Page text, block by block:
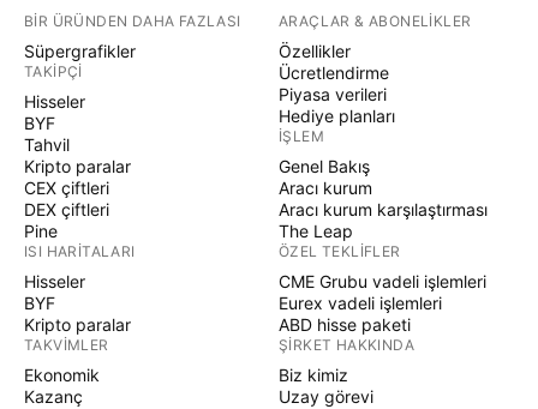
BIR ÜRÜNDEN DAHA FAZLASI
Süpergrafikler
TAKIPÇI
Hisseler
BYF
Tahvil
Kripto paralar
CEX çiftleri
DEX çiftleri
Pine
ISI HARITALARI
Hisseler
BYF
Kripto paralar
TAKVIMLER
Ekonomik
Kazanç
ARAÇLAR & ABONELIKLER
Özellikler
Ücretlendirme
Piyasa verileri
Hediye planları
İŞLEM
Genel Bakış
Aracı kurum
Aracı kurum karşılaştırması
The Leap
ÖZEL TEKLIFLER
CME Grubu vadeli işlemleri
Eurex vadeli işlemleri
ABD hisse paketi
ŞIRKET HAKKINDA
Biz kimiz
Uzay görevi